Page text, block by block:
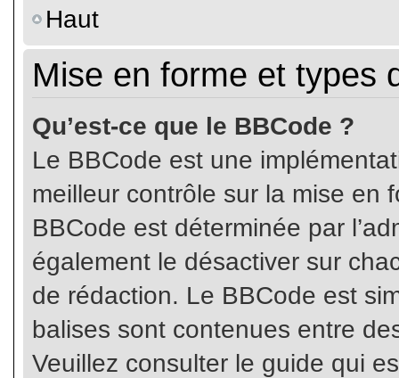
Haut
Mise en forme et types
Qu’est-ce que le BBCode ?
Le BBCode est une
meilleur contrôle sur la mise en
BBCode est déterminée par
également le désactiver sur
de rédaction. Le BBCode est
balises sont contenues entre
Veuillez consulter le guide qui